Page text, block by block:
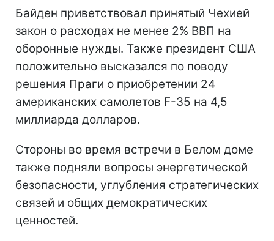
Байден приветствовал принятый Чехией
закон о расходах не менее 2% ВВП на
оборонные нужды. Также президент США
положительно высказался по поводу
решения Праги о приобретении 24
американских самолетов F-35 на 4,5
миллиарда долларов.
Стороны во время встречи в Белом доме
также подняли вопросы энергетической
безопасности, углубления стратегических
связей и общих демократических
ценностей.